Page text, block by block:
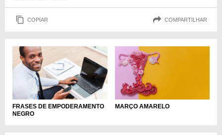
COPIAR COMPARTILHAR
FRASES DE EMPODERAMENTO
NEGRO
MARÇO AMARELO